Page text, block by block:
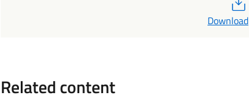
Download
Related content